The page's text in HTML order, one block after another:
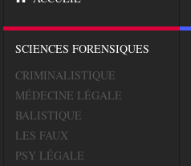
SCIENCES FORENSIQUES
CRIMINALISTIQUE
MÉDECINE LÉGALE
BALISTIQUE
LES FAUX
PSY LÉGALE